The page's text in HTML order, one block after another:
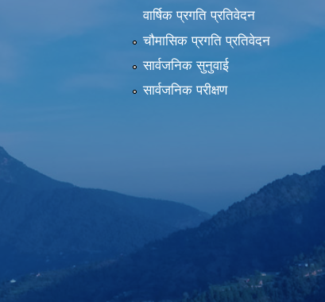
वार्षिक प्रगति प्रतिवेदन
चौमासिक प्रगति प्रतिवेदन
सार्वजनिक सुनुवाई
सार्वजनिक परीक्षण